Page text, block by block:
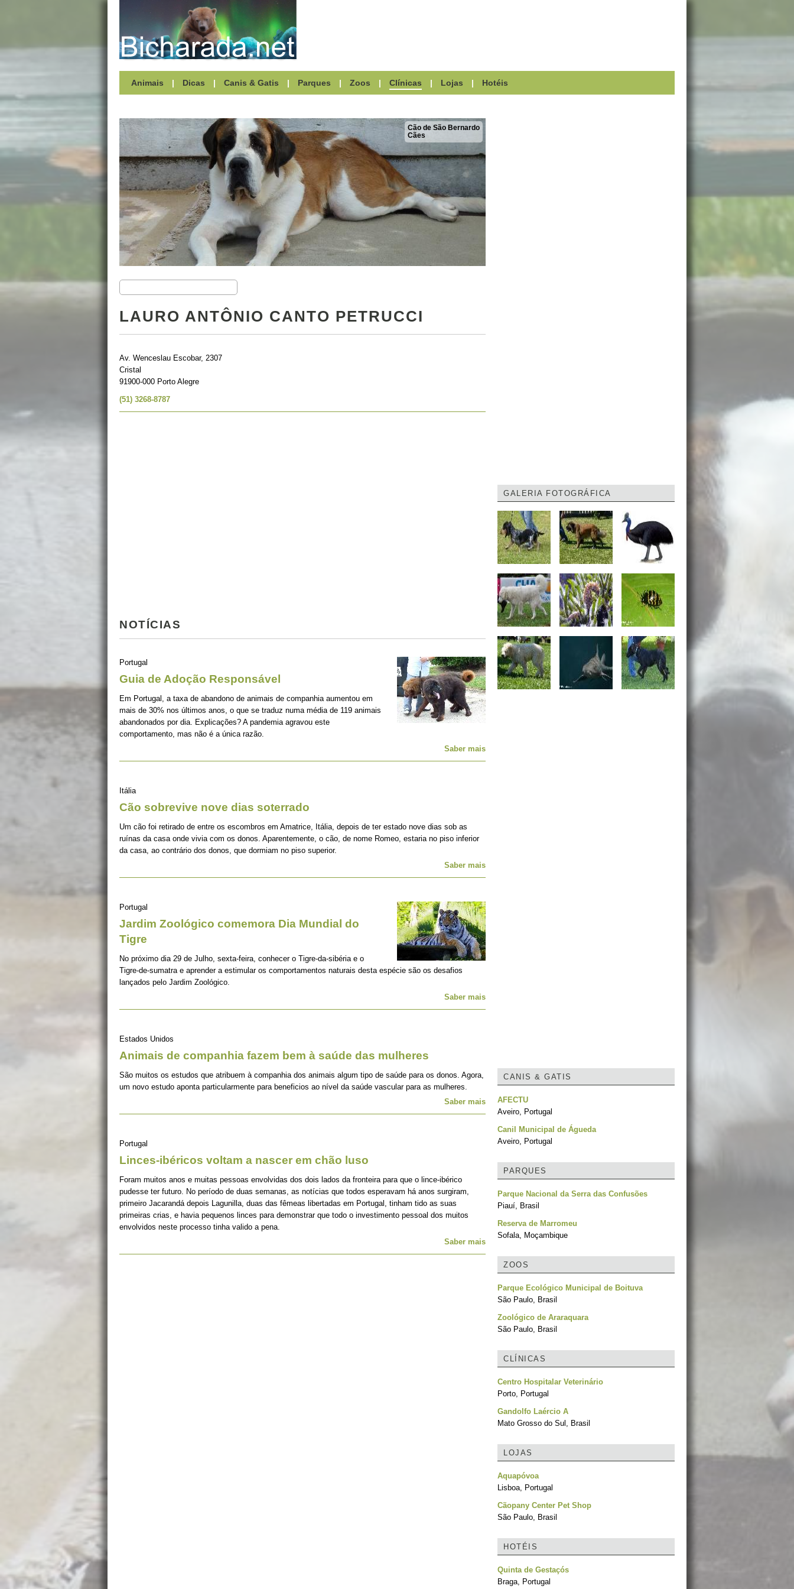
Animais | Dicas | Canis & Gatis | Parques | Zoos | Clínicas | Lojas | Hotéis
Cão de São Bernardo
Cães
LAURO ANTÔNIO CANTO PETRUCCI
Av. Wenceslau Escobar, 2307
Cristal
91900-000 Porto Alegre
(51) 3268-8787
NOTÍCIAS
Portugal
Guia de Adoção Responsável
Em Portugal, a taxa de abandono de animais de companhia aumentou em
mais de 30% nos últimos anos, o que se traduz numa média de 119 animais
abandonados por dia. Explicações? A pandemia agravou este
comportamento, mas não é a única razão.
Saber mais
Itália
Cão sobrevive nove dias soterrado
Um cão foi retirado de entre os escombros em Amatrice, Itália, depois de ter estado nove dias sob as
ruínas da casa onde vivia com os donos. Aparentemente, o cão, de nome Romeo, estaria no piso inferior
da casa, ao contrário dos donos, que dormiam no piso superior.
Saber mais
Portugal
Jardim Zoológico comemora Dia Mundial do
Tigre
No próximo dia 29 de Julho, sexta-feira, conhecer o Tigre-da-sibéria e o
Tigre-de-sumatra e aprender a estimular os comportamentos naturais desta espécie são os desafios
lançados pelo Jardim Zoológico.
Saber mais
Estados Unidos
Animais de companhia fazem bem à saúde das mulheres
São muitos os estudos que atribuem à companhia dos animais algum tipo de saúde para os donos. Agora,
um novo estudo aponta particularmente para beneficios ao nível da saúde vascular para as mulheres.
Saber mais
Portugal
Linces-ibéricos voltam a nascer em chão luso
Foram muitos anos e muitas pessoas envolvidas dos dois lados da fronteira para que o lince-ibérico
pudesse ter futuro. No período de duas semanas, as notícias que todos esperavam há anos surgiram,
primeiro Jacarandá depois Lagunilla, duas das fêmeas libertadas em Portugal, tinham tido as suas
primeiras crias, e havia pequenos linces para demonstrar que todo o investimento pessoal dos muitos
envolvidos neste processo tinha valido a pena.
Saber mais
GALERIA FOTOGRÁFICA
CANIS & GATIS
AFECTU
Aveiro, Portugal
Canil Municipal de Águeda
Aveiro, Portugal
PARQUES
Parque Nacional da Serra das Confusões
Piauí, Brasil
Reserva de Marromeu
Sofala, Moçambique
ZOOS
Parque Ecológico Municipal de Boituva
São Paulo, Brasil
Zoológico de Araraquara
São Paulo, Brasil
CLÍNICAS
Centro Hospitalar Veterinário
Porto, Portugal
Gandolfo Laércio A
Mato Grosso do Sul, Brasil
LOJAS
Aquapóvoa
Lisboa, Portugal
Cãopany Center Pet Shop
São Paulo, Brasil
HOTÉIS
Quinta de Gestaçós
Braga, Portugal